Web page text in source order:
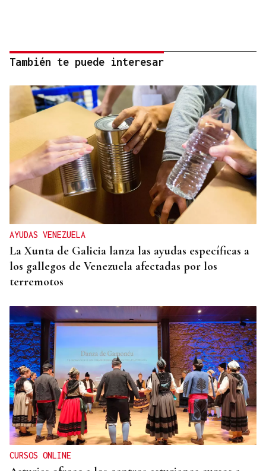
También te puede interesar
AYUDAS VENEZUELA
La Xunta de Galicia lanza las ayudas específicas a
los gallegos de Venezuela afectadas por los
terremotos
CURSOS ONLINE